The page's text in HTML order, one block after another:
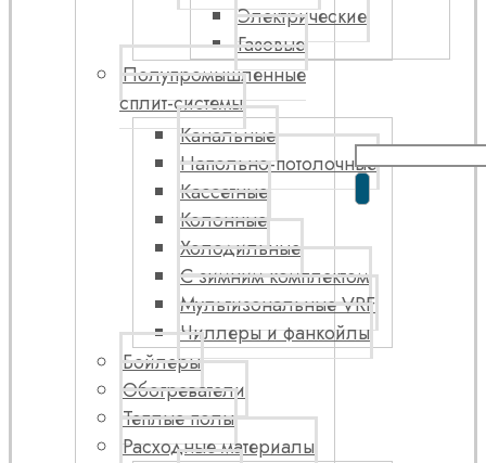
Электрические
Газовые
Полупромышленные
сплит-системы
Канальные
Напольно-потолочные
Кассетные
Колонные
Холодильные
С зимним комплектом
Мультизональные VRF
Чиллеры и фанкойлы
Бойлеры
Обогреватели
Теплые полы
Расходные материалы